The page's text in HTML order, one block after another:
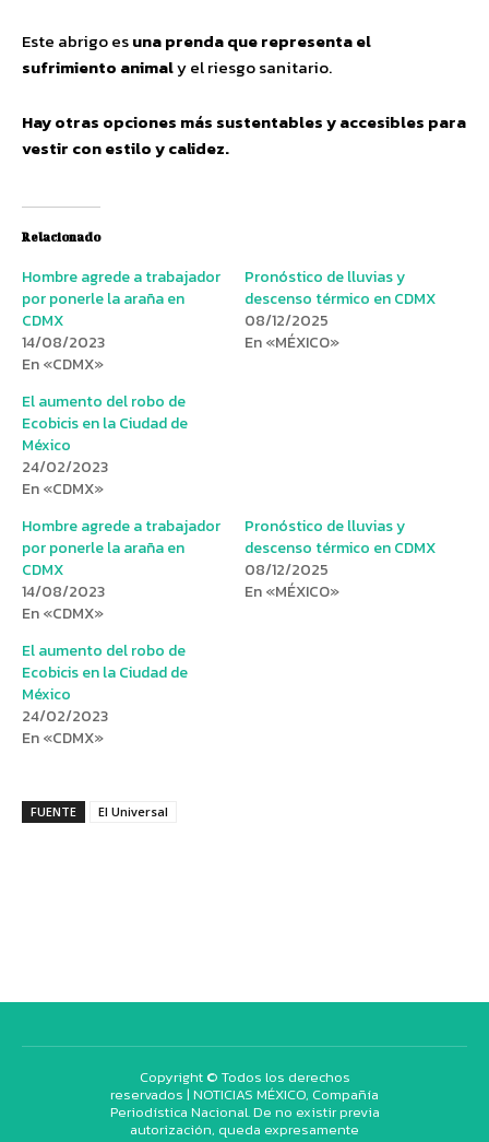
Este abrigo esuna prenda que representa el
sufrimiento animaly el riesgo sanitario.
Hay otras opciones más sustentables y accesibles para
vestir con estilo y calidez.
Relacionado
Hombre agrede a trabajador
por ponerle la araña en
CDMX
14/08/2023
En «CDMX»
Pronóstico de lluvias y
descenso térmico en CDMX
08/12/2025
En «MÉXICO»
El aumento del robo de
Ecobicis en la Ciudad de
México
24/02/2023
En «CDMX»
Hombre agrede a trabajador
por ponerle la araña en
CDMX
14/08/2023
En «CDMX»
Pronóstico de lluvias y
descenso térmico en CDMX
08/12/2025
En «MÉXICO»
El aumento del robo de
Ecobicis en la Ciudad de
México
24/02/2023
En «CDMX»
FUENTE El Universal
Copyright © Todos los derechos
reservados | NOTICIAS MÉXICO, Compañía
Periodística Nacional. De no existir previa
autorización, queda expresamente